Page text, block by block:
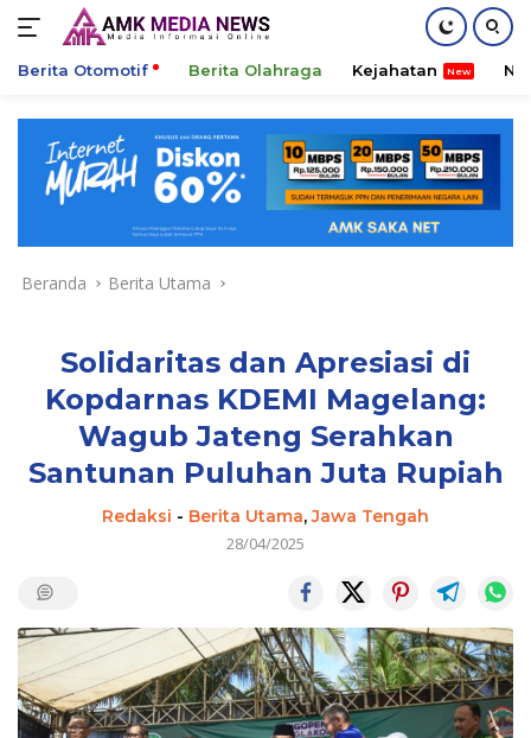
konten
Berita Otomotif Berita Olahraga Kejahatan
Beranda Berita Utama
Solidaritas dan Apresiasi di
Kopdarnas KDEMI Magelang:
Wagub Jateng Serahkan
Santunan Puluhan Juta Rupiah
Redaksi - Berita Utama,Jawa Tengah
28/04/2025